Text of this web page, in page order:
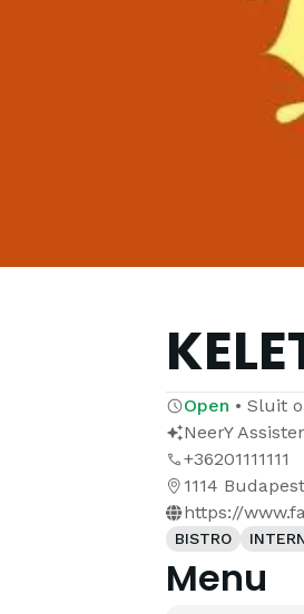
Open • Sluit
NeerY
+36201111111
1114
https://
BISTRO
Menu